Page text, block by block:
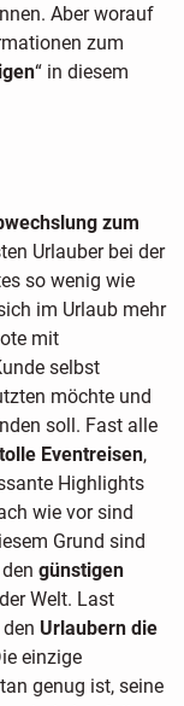
Aber worauf
zum
“ in diesem
zum
Urlauber bei der
so wenig wie
im Urlaub mehr
mit
selbst
möchte und
soll. Fast alle
tolle Eventreisen,
Highlights
wie vor sind
Grund sind
günstigen
Welt. Last
Urlaubern die
einzige
genug ist, seine